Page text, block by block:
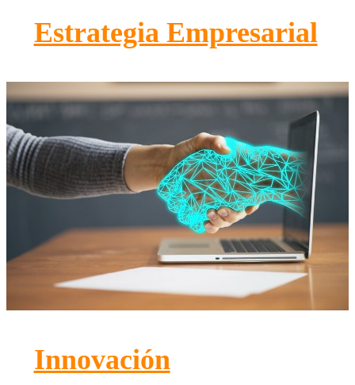
Estrategia Empresarial
Innovación